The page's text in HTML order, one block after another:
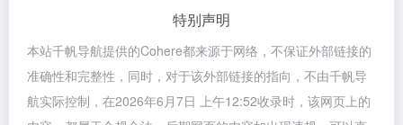
特别声明
本站千帆导航提供的Cohere都来源于网络，不保证外部链接的
准确性和完整性，同时，对于该外部链接的指向，不由千帆导
航实际控制，在2026年6月7日 上午12:52收录时，该网页上的